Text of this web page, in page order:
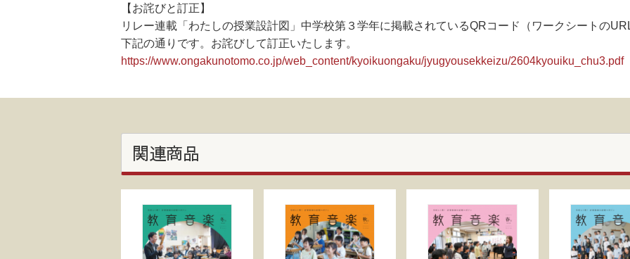
【お詫びと訂正】
リレー連載「わたしの授業設計図」中学校第３学年に掲載されているQRコード（ワークシートの
下記の通りです。お詫びして訂正いたします。
https://www.ongakunotomo.co.jp/web_content/kyoikuongaku/jyugyousekkeizu/2604kyouiku_chu3.pdf
関連商品